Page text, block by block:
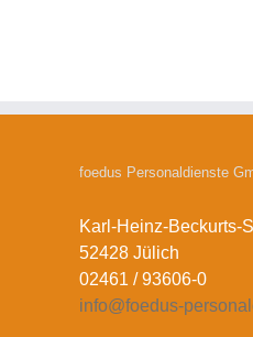
foedus Personaldienste
Karl-Heinz-Beckurts-
52428 Jülich
02461 / 93606-0
info@foedus-